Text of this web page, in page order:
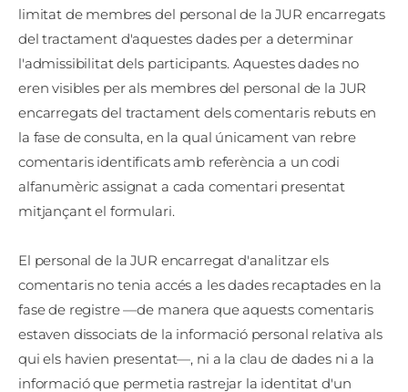
limitat de membres del personal de la JUR encarregats
del tractament d'aquestes dades per a determinar
l'admissibilitat dels participants. Aquestes dades no
eren visibles per als membres del personal de la JUR
encarregats del tractament dels comentaris rebuts en
la fase de consulta, en la qual únicament van rebre
comentaris identificats amb referència a un codi
alfanumèric assignat a cada comentari presentat
mitjançant el formulari.
El personal de la JUR encarregat d'analitzar els
comentaris no tenia accés a les dades recaptades en la
fase de registre —de manera que aquests comentaris
estaven dissociats de la informació personal relativa als
qui els havien presentat—, ni a la clau de dades ni a la
informació que permetia rastrejar la identitat d'un